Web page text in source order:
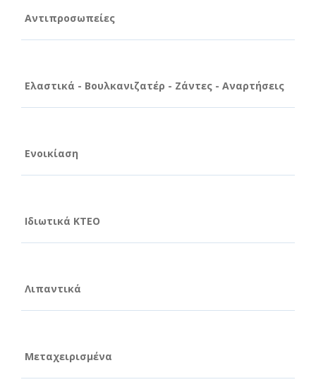
Αντιπροσωπείες
Ελαστικά - Βουλκανιζατέρ - Ζάντες - Αναρτήσεις
Ενοικίαση
Ιδιωτικά ΚΤΕΟ
Λιπαντικά
Μεταχειρισμένα